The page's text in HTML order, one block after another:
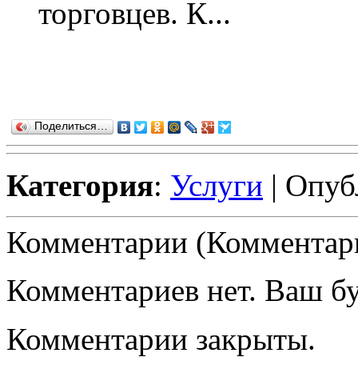
торговцев. К...
Поделиться…
Категория: Услуги |
Комментарии
Комментариев нет. Ваш
Комментарии закрыты.